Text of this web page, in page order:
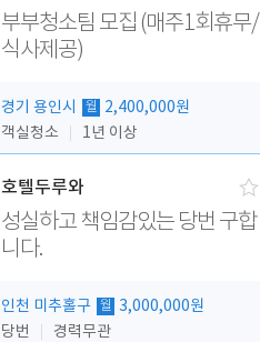
부부청소팀 모집 (매주1회휴무/
식사제공)
경기 용인시 월
2,400,000원
객실청소
1년 이상
호텔두루와
성실하고 책임감있는 당번 구합
니다.
인천 미추홀구 월
3,000,000원
당번
경력무관